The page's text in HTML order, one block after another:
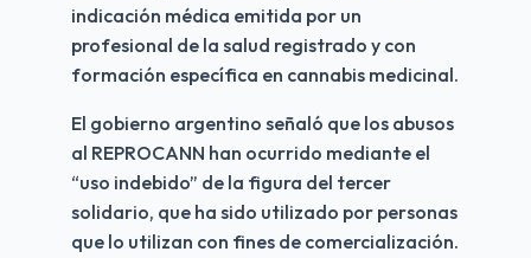
indicación médica emitida por un
profesional de la salud registrado y con
formación específica en cannabis medicinal.
El gobierno argentino señaló que los abusos
al REPROCANN han ocurrido mediante el
“uso indebido” de la figura del tercer
solidario, que ha sido utilizado por personas
que lo utilizan con fines de comercialización.